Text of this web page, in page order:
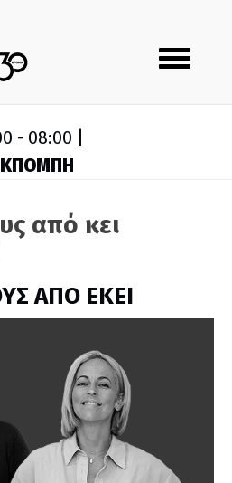
Toggle
navigation
- 08:00 |
από κει
ΑΠΟ ΕΚΕΙ